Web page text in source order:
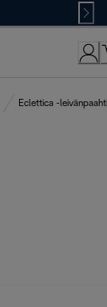
Eclettica -